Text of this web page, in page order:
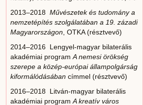
2013–2018 Művészetek és tudomány a
nemzetépítés szolgálatában a 19. zázadi
Magyarországon , OTKA (résztvevő)
2014–2016 Lengyel-magyar bilaterális
akadémiai program A nemesi örökség
szerepe a közép-európai állampolgárság
kiformálódásában címmel (résztvevő)
2016–2018 Litván-magyar bilaterális
akadémiai program A kreatív város